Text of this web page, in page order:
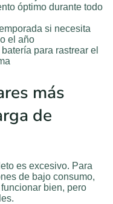
óptimo durante todo
si necesita
el año
para rastrear el
más
de
es excesivo. Para
de bajo consumo,
bien, pero